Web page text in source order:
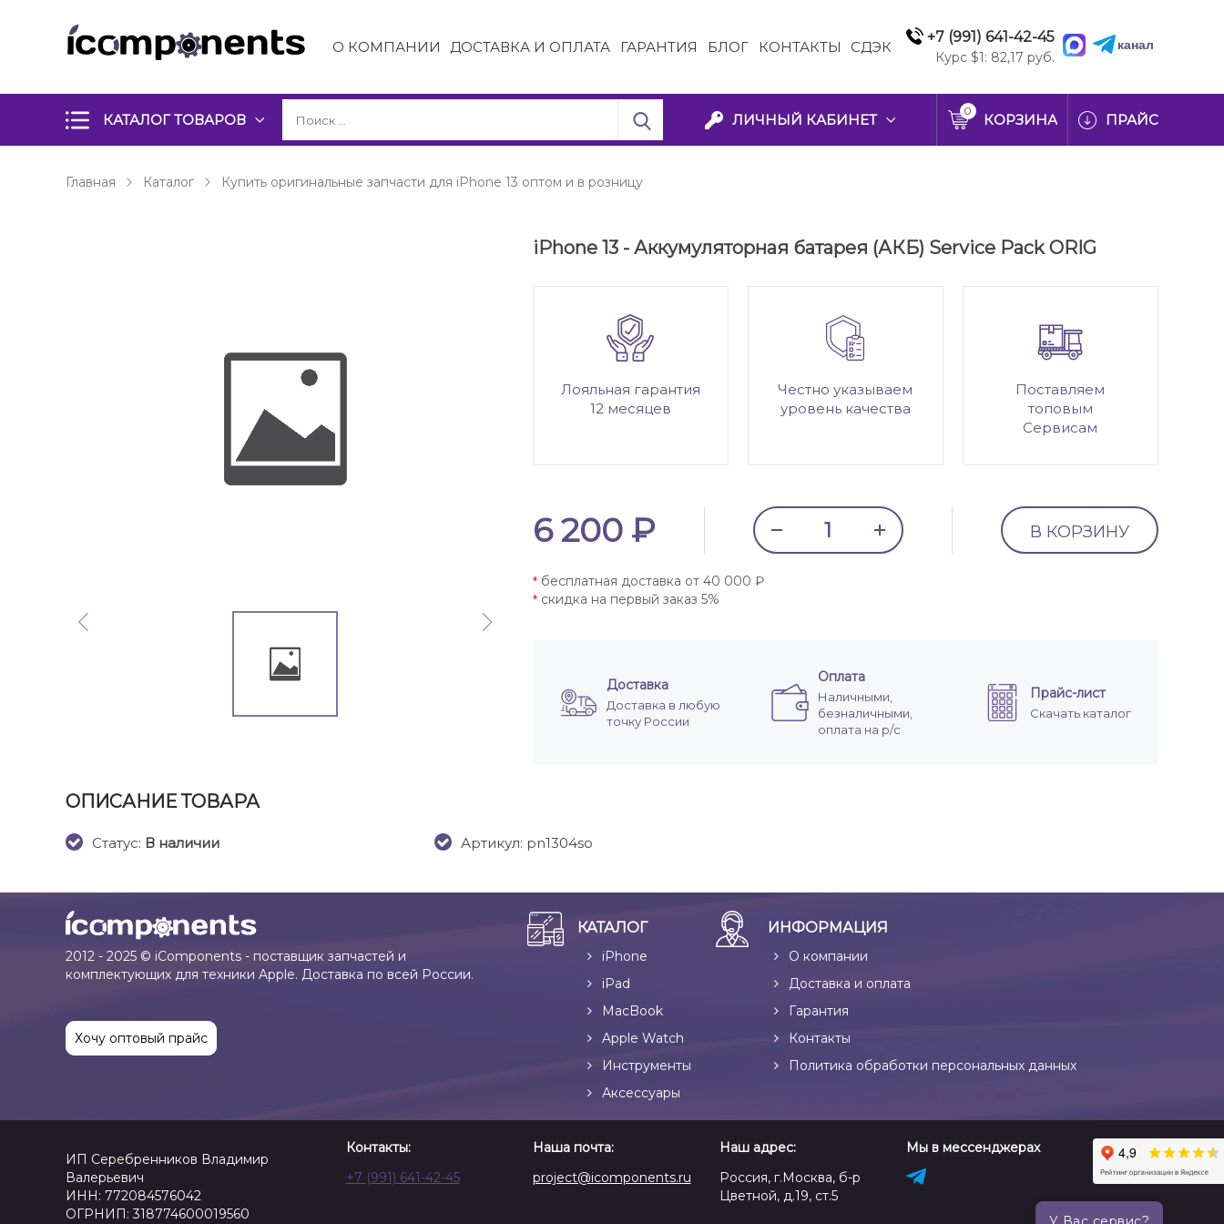
О КОМПАНИИ ДОСТАВКА И ОПЛАТА ГАРАНТИЯ БЛОГ КОНТАКТЫ СДЭК
+7 (991) 641-42-45
Курс $1: 82,17 руб.
канал
КАТАЛОГ ТОВАРОВ ЛИЧНЫЙ КАБИНЕТ
0
КОРЗИНА ПРАЙС
Главная Каталог Купить оригинальные запчасти для iPhone 13 оптом и в розницу
iPhone 13 - Аккумуляторная батарея (АКБ) Service Pack ORIG
Лояльная гарантия
12 месяцев
Честно указываем
уровень качества
Поставляем
топовым
Сервисам
6 200 ₽ В КОРЗИНУ
*бесплатная доставка от 40 000 ₽
*скидка на первый заказ 5%
Доставка
Доставка в любую
точку России
Оплата
Наличными,
безналичными,
оплата на р/с
Прайс-лист
Скачать каталог
ОПИСАНИЕ ТОВАРА
Cтатус: В наличии Артикул: pn1304so
2012 - 2025 © iComponents - поставщик запчастей и
комплектующих для техники Apple. Доставка по всей России.
Хочу оптовый прайс
КАТАЛОГ
iPhone
iPad
MacBook
Apple Watch
Инструменты
Аксессуары
ИНФОРМАЦИЯ
О компании
Доставка и оплата
Гарантия
Контакты
Политика обработки персональных данных
ИП Серебренников Владимир
Валерьевич
ИНН: 772084576042
ОГРНИП: 318774600019560
Контакты:
+7 (991) 641-42-45
Наша почта:
project@icomponents.ru
Наш адрес:
Россия, г.Москва, б-р
Цветной, д.19, ст.5
Мы в мессенджерах